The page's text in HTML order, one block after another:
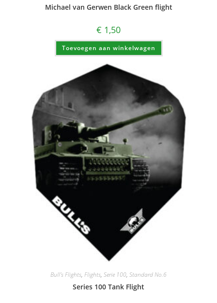
Michael van Gerwen Black Green flight
€ 1,50
Toevoegen aan winkelwagen
Bull's Flights, Flights, Serie 100, Standard No.6
Series 100 Tank Flight